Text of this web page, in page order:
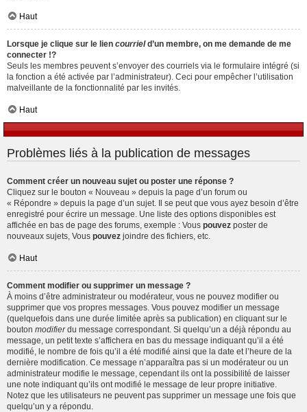
Haut
Lorsque je clique sur le lien courrield’un membre, on me demande de me
connecter !?
Seuls les membres peuvent s’envoyer des courriels via le formulaire intégré (si
la fonction a été activée par l’administrateur). Ceci pour empêcher l’utilisation
malveillante de la fonctionnalité par les invités.
Haut
Problèmes liés à la publication de messages
Comment créer un nouveau sujet ou poster une réponse ?
Cliquez sur le bouton « Nouveau » depuis la page d’un forum ou
« Répondre » depuis la page d’un sujet. Il se peut que vous ayez besoin d’être
enregistré pour écrire un message. Une liste des options disponibles est
affichée en bas de page des forums, exemple : Vous pouvez poster de
nouveaux sujets, Vous pouvez joindre des fichiers, etc.
Haut
Comment modifier ou supprimer un message ?
À moins d’être administrateur ou modérateur, vous ne pouvez modifier ou
supprimer que vos propres messages. Vous pouvez modifier un message
(quelquefois dans une durée limitée après sa publication) en cliquant sur le
bouton modifierdu message correspondant. Si quelqu’un a déjà répondu au
message, un petit texte s’affichera en bas du message indiquant qu’il a été
modifié, le nombre de fois qu’il a été modifié ainsi que la date et l’heure de la
dernière modification. Ce message n’apparaîtra pas si un modérateur ou un
administrateur modifie le message, cependant ils ont la possibilité de laisser
une note indiquant qu’ils ont modifié le message de leur propre initiative.
Notez que les utilisateurs ne peuvent pas supprimer un message une fois que
quelqu’un y a répondu.